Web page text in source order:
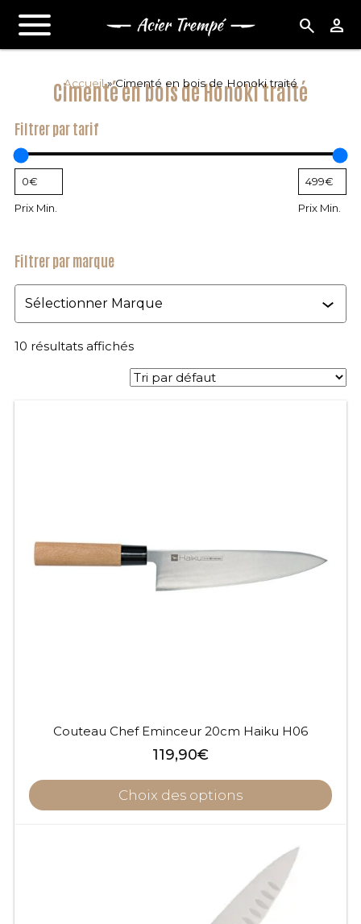
search person
Accueil»Cimenté en bois de Honoki traité
Cimenté en bois de Honoki traité
10 résultats affichés
Couteau Chef Eminceur 20cm Haiku H06
119,90€
Choix des options
Filtrer par tarif
Prix Min. Prix Min.
Filtrer par marque
Marque